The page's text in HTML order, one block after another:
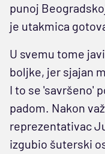
punoj
je utakmica
U svemu tome
boljke, jer sjajan
I to se 'savršeno'
padom. Nakon
reprezentativac
izgubio šuterski